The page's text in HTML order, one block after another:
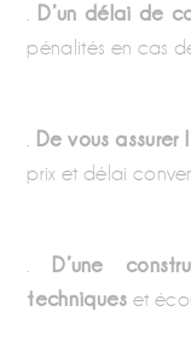
. D’un délai de
pénalités en cas
. De vous assurer
prix et délai
.
D’une
techniques et